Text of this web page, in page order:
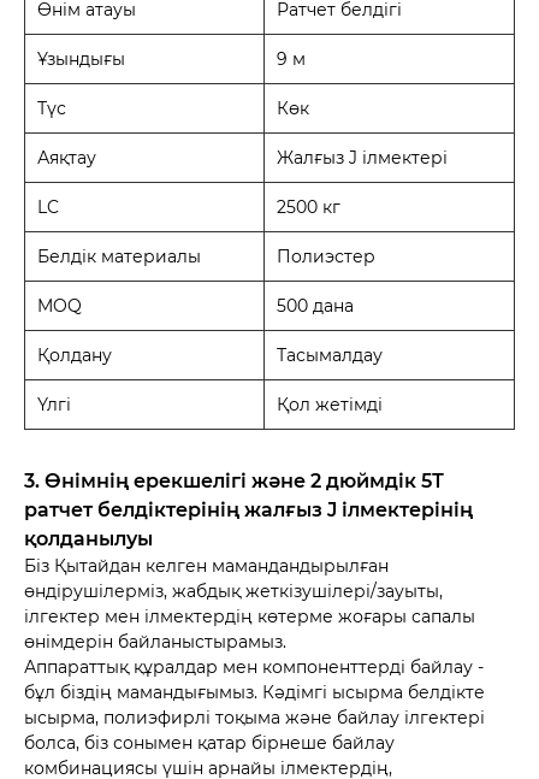
Өнім атауы Ратчет белдігі
Ұзындығы 9 м
Түс Көк
Аяқтау Жалғыз J ілмектері
LC 2500 кг
Белдік материалы Полиэстер
MOQ 500 дана
Қолдану Тасымалдау
Үлгі Қол жетімді
3. Өнімнің ерекшелігі және 2 дюймдік 5Т
ратчет белдіктерінің жалғыз J ілмектерінің
қолданылуы
Біз Қытайдан келген мамандандырылған
өндірушілерміз, жабдық жеткізушілері/зауыты,
ілгектер мен ілмектердің көтерме жоғары сапалы
өнімдерін байланыстырамыз.
Аппараттық құралдар мен компоненттерді байлау -
бұл біздің мамандығымыз. Кәдімгі ысырма белдікте
ысырма, полиэфирлі тоқыма және байлау ілгектері
болса, біз сонымен қатар бірнеше байлау
комбинациясы үшін арнайы ілмектердің,